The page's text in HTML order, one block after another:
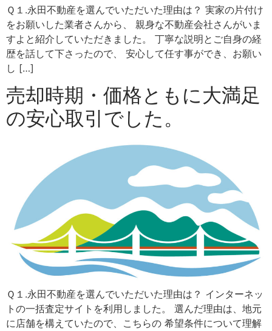
Ｑ１.永田不動産を選んでいただいた理由は？ 実家の片付け
をお願いした業者さんから、 親身な不動産会社さんがいま
すよと紹介していただきました。 丁寧な説明とご自身の経
歴を話して下さったので、 安心して任す事ができ、お願い
し […]
売却時期・価格ともに大満足
の安心取引でした。
Ｑ１.永田不動産を選んでいただいた理由は？ インターネッ
トの一括査定サイトを利用しました。 選んだ理由は、地元
に店舗を構えていたので、こちらの 希望条件について理解